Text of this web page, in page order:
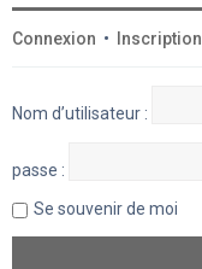
Connexion • Inscription
Nom d’utilisateur :
passe :
Se souvenir de moi